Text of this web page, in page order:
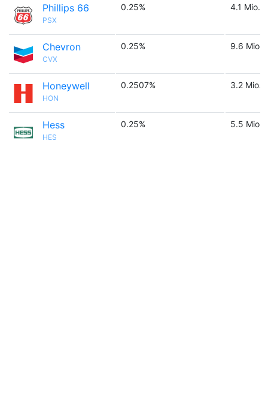
Phillips 66
PSX
0.25% 4.1 Mio.
Chevron
CVX
0.25% 9.6 Mio.
Honeywell
HON
0.2507% 3.2 Mio.
Hess
HES
0.25% 5.5 Mio.